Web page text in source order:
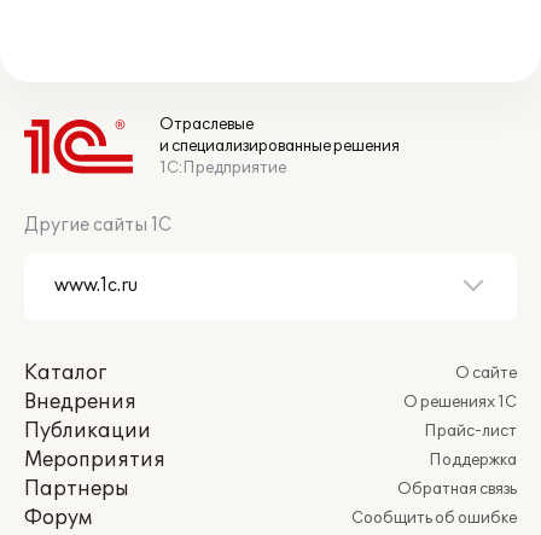
Отраслевые
и специализированные решения
1С:Предприятие
Другие сайты 1С
Каталог
Внедрения
Публикации
Мероприятия
Партнеры
Форум
О сайте
О решениях 1С
Прайс-лист
Поддержка
Обратная связь
Сообщить об ошибке